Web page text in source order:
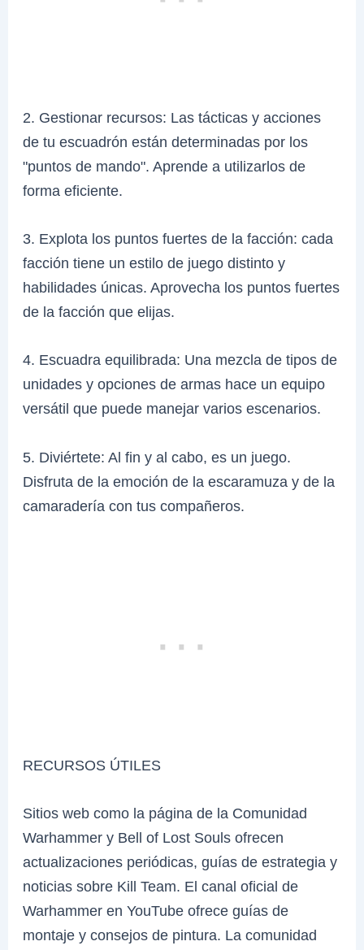
2. Gestionar recursos: Las tácticas y acciones
de tu escuadrón están determinadas por los
"puntos de mando". Aprende a utilizarlos de
forma eficiente.
3. Explota los puntos fuertes de la facción: cada
facción tiene un estilo de juego distinto y
habilidades únicas. Aprovecha los puntos fuertes
de la facción que elijas.
4. Escuadra equilibrada: Una mezcla de tipos de
unidades y opciones de armas hace un equipo
versátil que puede manejar varios escenarios.
5. Diviértete: Al fin y al cabo, es un juego.
Disfruta de la emoción de la escaramuza y de la
camaradería con tus compañeros.
RECURSOS ÚTILES
Sitios web como la página de la Comunidad
Warhammer y Bell of Lost Souls ofrecen
actualizaciones periódicas, guías de estrategia y
noticias sobre Kill Team. El canal oficial de
Warhammer en YouTube ofrece guías de
montaje y consejos de pintura. La comunidad